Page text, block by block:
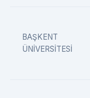
BAŞKENT
ÜNİVERSİTESİ